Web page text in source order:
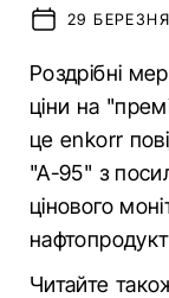
29
Роздрібні
ціни на
це enkorr
"А-95" з
цінового
Читайте